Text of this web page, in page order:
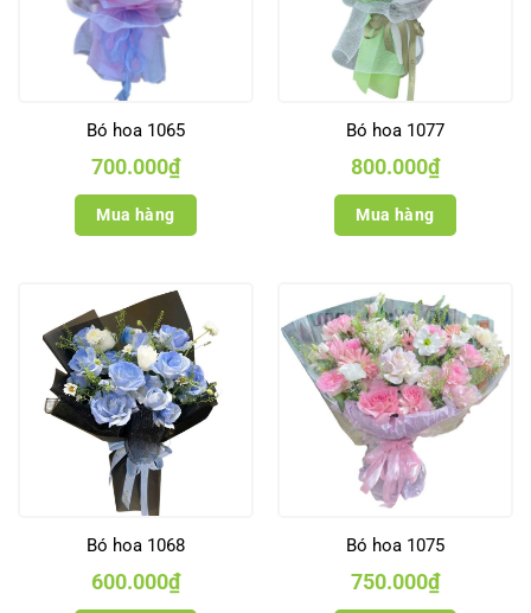
Bó hoa 1065
700.000₫
Mua hàng
Bó hoa 1077
800.000₫
Mua hàng
Bó hoa 1068
600.000₫
Bó hoa 1075
750.000₫